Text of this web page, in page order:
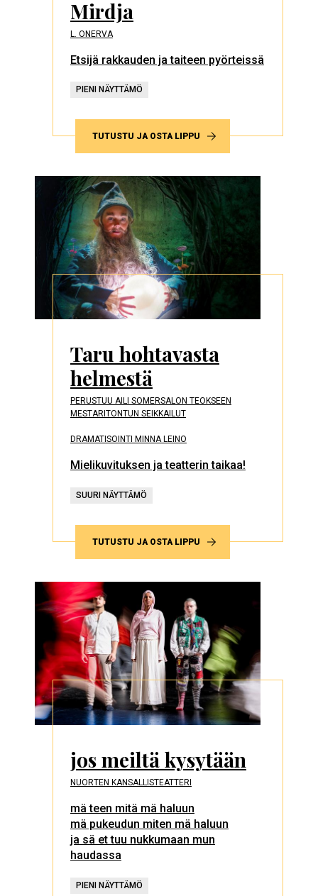
Mirdja
L. ONERVA
Etsijä rakkauden ja taiteen pyörteissä
PIENI NÄYTTÄMÖ
TUTUSTU JA OSTA LIPPU
Taru hohtavasta
helmestä
PERUSTUU AILI SOMERSALON TEOKSEEN
MESTARITONTUN SEIKKAILUT
DRAMATISOINTI MINNA LEINO
Mielikuvituksen ja teatterin taikaa!
SUURI NÄYTTÄMÖ
TUTUSTU JA OSTA LIPPU
jos meiltä kysytään
NUORTEN KANSALLISTEATTERI
mä teen mitä mä haluun
mä pukeudun miten mä haluun
ja sä et tuu nukkumaan mun
haudassa
PIENI NÄYTTÄMÖ